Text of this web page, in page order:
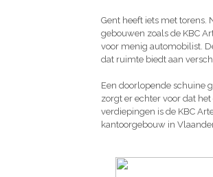
Gent heeft iets met torens.
gebouwen zoals de KBC
voor menig automobilist.
dat ruimte biedt aan
Een doorlopende schuine
zorgt er echter voor dat
verdiepingen is de KBC
kantoorgebouw in